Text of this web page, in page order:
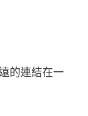
的連結在一